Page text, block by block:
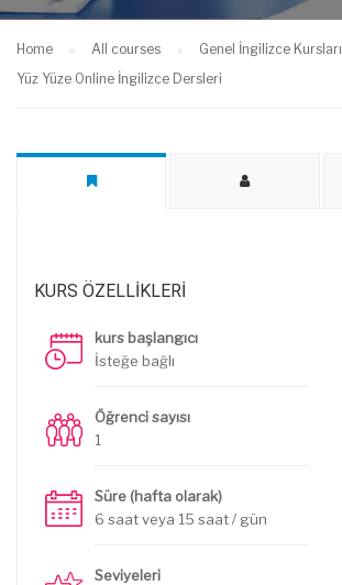
Home All courses
Genel İngilizce Kursları
Yüz Yüze Online İngilizce Dersleri
KURS ÖZELLIKLERI
kurs başlangıcı
İsteğe bağlı
Öğrenci sayısı
1
Süre (hafta olarak)
6 saat veya 15 saat / gün
Seviyeleri